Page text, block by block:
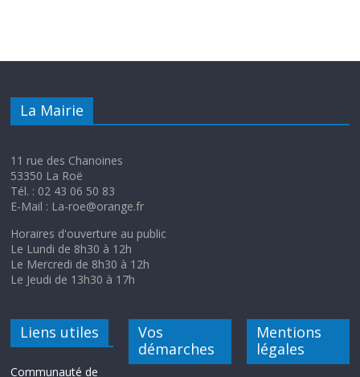
La Mairie
11 rue des Chanoines
53350 La Roë
Tél. : 02 43 06 50 83
E-Mail : La-roe@orange.fr
Horaires d'ouverture au public
Le Lundi de 8h30 à 12h
Le Mercredi de 8h30 à 12h
Le Jeudi de 13h30 à 17h
Liens utiles
Communauté de
Vos
démarches
Mentions
légales